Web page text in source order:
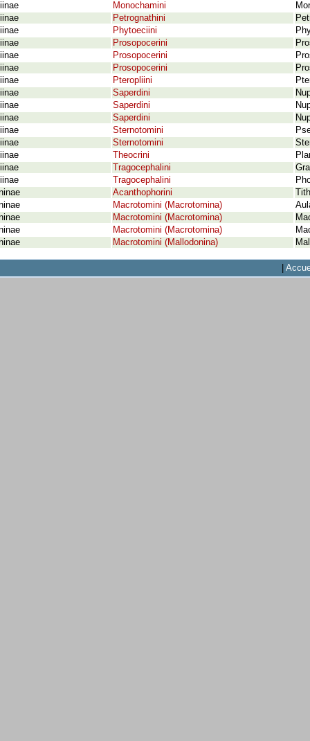
Monochamini
Petrognathini
Phytoeciini
Prosopocerini
Prosopocerini
Prosopocerini
Pteropliini
Saperdini
Saperdini
Saperdini
Sternotomini
Sternotomini
Theocrini
Tragocephalini
Tragocephalini
Acanthophorini
Macrotomini (Macrotomina)
Macrotomini (Macrotomina)
Macrotomini (Macrotomina)
Macrotomini (Mallodonina)